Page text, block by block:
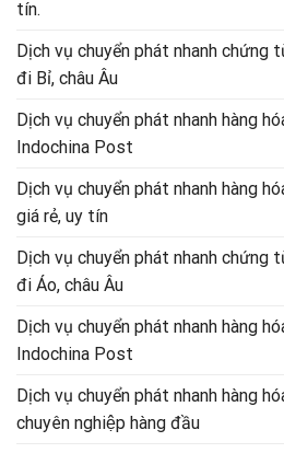
tín.
Dịch vụ chuyển phát nhanh chứng
đi Bỉ, châu Âu
Dịch vụ chuyển phát nhanh hàng
Indochina Post
Dịch vụ chuyển phát nhanh hàng
giá rẻ, uy tín
Dịch vụ chuyển phát nhanh chứng
đi Áo, châu Âu
Dịch vụ chuyển phát nhanh hàng
Indochina Post
Dịch vụ chuyển phát nhanh hàng
chuyên nghiệp hàng đầu